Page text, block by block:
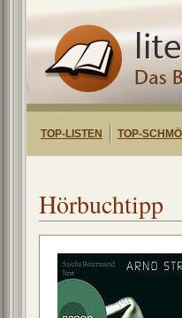
TOP-LISTEN TOP-
Hörbuchtipp